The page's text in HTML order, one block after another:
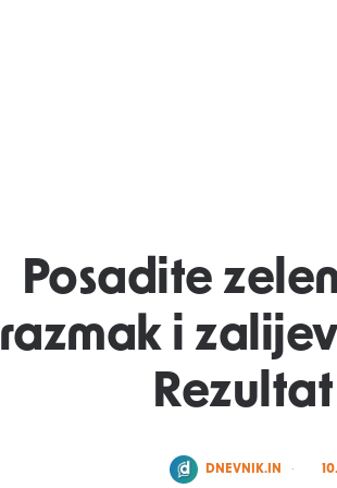
Posadite
razmak i
POSTED
DNEVNIK.IN